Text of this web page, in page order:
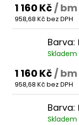
1 160 Kč/ bm
958,68 Kč bez DPH
Skladem
1 160 Kč/ bm
958,68 Kč bez DPH
Skladem